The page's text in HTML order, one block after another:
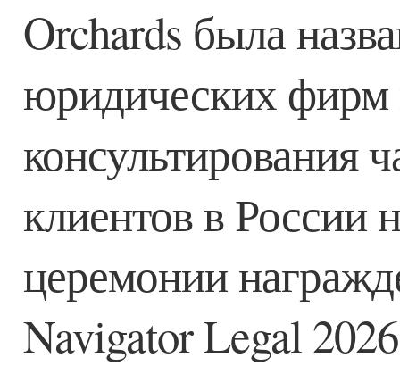
Orchards была
юридических фирм
консультирования
клиентов в России
церемонии
Navigator Legal 2026